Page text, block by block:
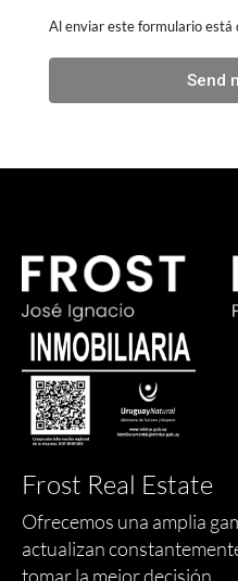
Al enviar este formulario está
Send
Frost Real Estate
Ofrecemos una amplia
actualizan
tomar la mejor decisión.